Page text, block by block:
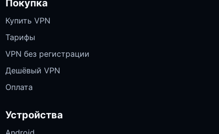
Покупка
Купить VPN
Тарифы
VPN без регистрации
Дешёвый VPN
Оплата
Устройства